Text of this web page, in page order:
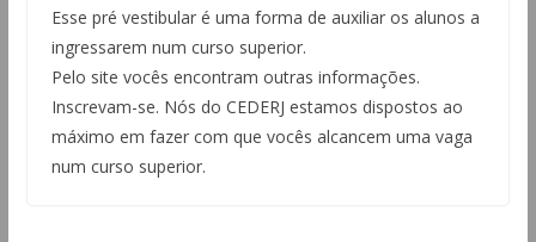
Esse pré vestibular é uma forma de auxiliar os alunos a
ingressarem num curso superior.
Pelo site vocês encontram outras informações.
Inscrevam-se. Nós do CEDERJ estamos dispostos ao
máximo em fazer com que vocês alcancem uma vaga
num curso superior.